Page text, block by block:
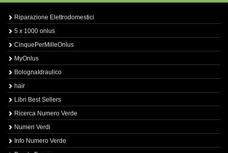
Riparazione Elettrodomestici
5 x 1000 onlus
CinquePerMilleOnlus
MyOnlus
BolognaIdraulico
hair
Libri Best Sellers
Ricerca Numero Verde
Numeri Verdi
Info Numero Verde